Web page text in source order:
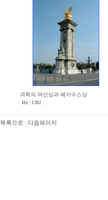
과학의 여신상과 페가수스상
Hit : 1362
목록으로 다음페이지